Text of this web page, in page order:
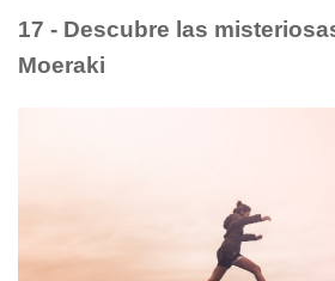
17 - Descubre las
Moeraki